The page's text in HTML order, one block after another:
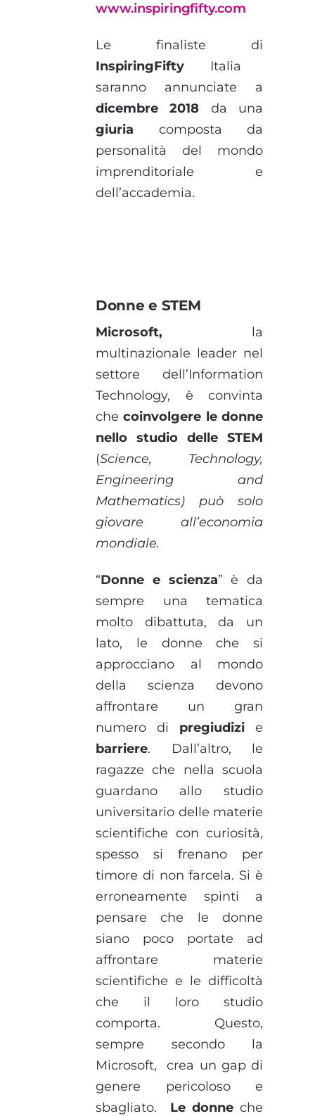
www.inspiringfifty.com
Le finaliste di
InspiringFifty Italia
saranno annunciate a
dicembre 2018 da una
giuria composta da
personalità del mondo
imprenditoriale e
dell’accademia.
Donne e STEM
Microsoft, la
multinazionale leader nel
settore dell’Information
Technology, è convinta
checoinvolgere le donne
nello studio delle STEM
(Science, Technology,
Engineering and
Mathematics) può solo
giovare all’economia
mondiale.
“Donne e scienza” è da
sempre una tematica
molto dibattuta, da un
lato, le donne che si
approcciano al mondo
della scienza devono
affrontare un gran
numero di pregiudizi e
barriere. Dall’altro, le
ragazze che nella scuola
guardano allo studio
universitario delle materie
scientifiche con curiosità,
spesso si frenano per
timore di non farcela. Si è
erroneamente spinti a
pensare che le donne
siano poco portate ad
affrontare materie
scientifiche e le difficoltà
che il loro studio
comporta. Questo,
sempre secondo la
Microsoft, crea un gap di
genere pericoloso e
sbagliato. Le donneche